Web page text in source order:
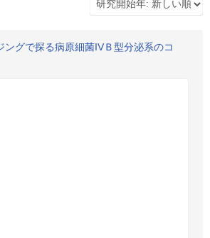
ングで探る病原細菌IVＢ型分泌系のコ